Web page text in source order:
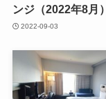
ンジ（2022年8月）
2022-09-03